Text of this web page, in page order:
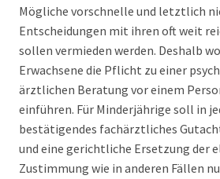
Mögliche vorschnelle und letztlich
Entscheidungen mit ihren oft weit
sollen vermieden werden. Deshalb
Erwachsene die Pflicht zu einer
ärztlichen Beratung vor einem
einführen. Für Minderjährige soll in
bestätigendes fachärztliches
und eine gerichtliche Ersetzung der
Zustimmung wie in anderen Fällen